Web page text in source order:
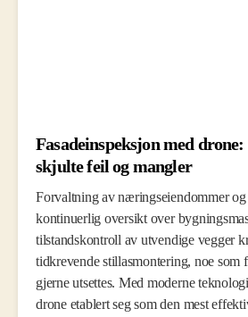
Fasadeinspeksjon med
skjulte feil og mangler
Forvaltning av næringseiendommer og
kontinuerlig oversikt over
tilstandskontroll av utvendige vegger
tidkrevende stillasmontering, noe
gjerne utsettes. Med moderne
drone etablert seg som den mest